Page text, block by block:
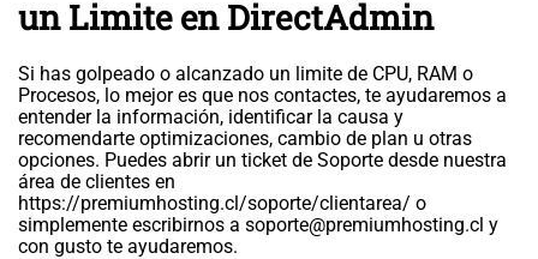
un Limite en DirectAdmin
Si has golpeado o alcanzado un limite de CPU, RAM o
Procesos, lo mejor es que nos contactes, te ayudaremos a
entender la información, identificar la causa y
recomendarte optimizaciones, cambio de plan u otras
opciones. Puedes abrir un ticket de Soporte desde nuestra
área de clientes en
https://premiumhosting.cl/soporte/clientarea/ o
simplemente escribirnos a soporte@premiumhosting.cl y
con gusto te ayudaremos.